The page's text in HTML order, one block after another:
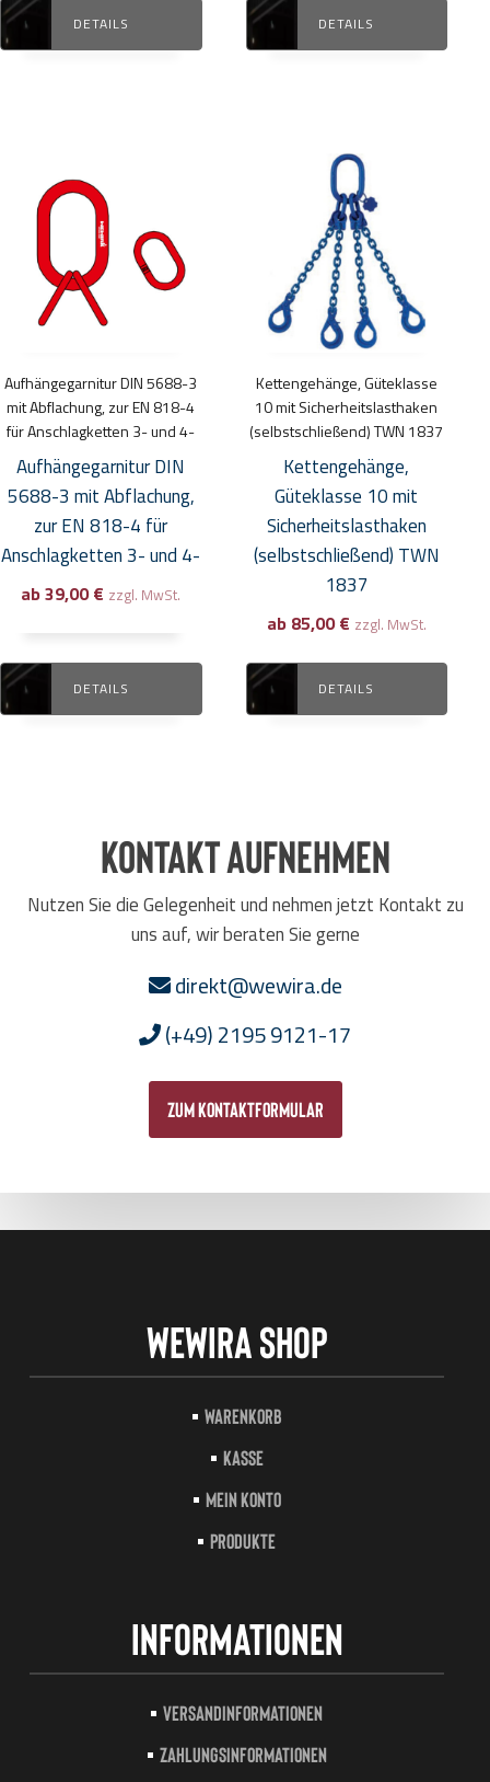
DETAILS DETAILS
Aufhängegarnitur DIN 5688-3
mit Abflachung, zur EN 818-4
für Anschlagketten 3- und 4-
Aufhängegarnitur DIN
5688-3 mit Abflachung,
zur EN 818-4 für
Anschlagketten 3- und 4-
ab39,00€ zzgl. MwSt.
DETAILS
Produkt
weist
mehrere
Varianten
können
auf
der
Produktseite
gewählt
werden
Kettengehänge, Güteklasse
10 mit Sicherheitslasthaken
(selbstschließend) TWN 1837
Kettengehänge,
Güteklasse 10 mit
Sicherheitslasthaken
(selbstschließend) TWN
1837
ab 85,00€ zzgl. MwSt.
DETAILS
Varianten
auf.
können
auf
Produktseite
gewählt
werden
Kontakt aufnehmen
Nutzen Sie die Gelegenheit und nehmen jetzt Kontakt zu
uns auf, wir beraten Sie gerne
direkt@wewira.de
(+49) 2195 9121-17
zum Kontaktformular
Wewira Shop
Warenkorb
Kasse
Mein Konto
Produkte
Informationen
Versandinformationen
Zahlungsinformationen